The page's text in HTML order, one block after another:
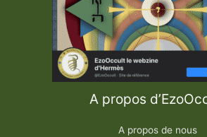
A propos
A propos de nous